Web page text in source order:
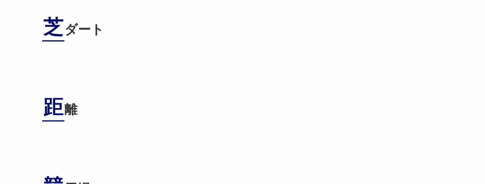
芝ダート
距離